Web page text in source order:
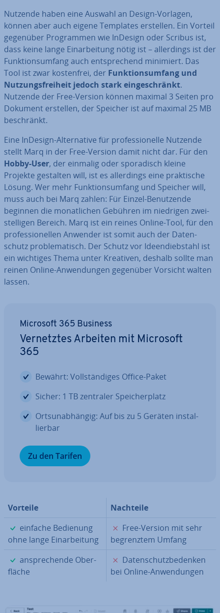
Nutzende haben eine Auswahl an Design-Vorlagen,
können aber auch eigene Templates erstellen. Ein Vorteil
gegenüber Pro­gram­men wie InDesign oder Scribus ist,
dass keine lange Ein­ar­bei­tung nötig ist – al­ler­dings ist der
Funk­ti­ons­um­fang auch ent­spre­chend minimiert. Das
Tool ist zwar kos­ten­frei, der Funk­ti­ons­um­fang und
Nut­zungs­frei­heit jedoch stark ein­ge­schränkt.
Nutzende der Free-Version können maximal 3 Seiten pro
Dokument erstellen, der Speicher ist auf maximal 25 MB
be­schränkt.
Eine InDesign-Al­ter­na­ti­ve für pro­fes­sio­nel­le Nutzende
stellt Marq in der Free-Version damit nicht dar. Für den
Hobby-User, der einmalig oder spo­ra­disch kleine
Projekte gestalten will, ist es al­ler­dings eine prak­ti­sche
Lösung. Wer mehr Funk­ti­ons­um­fang und Speicher will,
muss auch bei Marq zahlen: Für Einzel-Be­nut­zen­de
beginnen die mo­nat­li­chen Gebühren im niedrigen zwei­
stel­li­gen Bereich. Marq ist ein reines Online-Tool, für den
pro­fes­sio­nel­len Anwender ist somit auch der Da­ten­
schutz pro­ble­ma­tisch. Der Schutz vor Ideen­dieb­stahl ist
ein wichtiges Thema unter Kreativen, deshalb sollte man
reinen Online-An­wen­dun­gen gegenüber Vorsicht walten
lassen.
Microsoft 365 Business
Ver­netz­tes Arbeiten mit Microsoft
365
Bewährt: Voll­stän­di­ges Office-Paket
Sicher: 1 TB zentraler Spei­cher­platz
Orts­un­ab­hän­gig: Auf bis zu 5 Geräten in­stal­
lier­bar
Zu den Tarifen
Vorteile
Nachteile
✓
einfache Bedienung
ohne lange Ein­ar­bei­tung
✗
Free-Version mit sehr
be­grenz­tem Umfang
✓
an­spre­chen­de Ober­
flä­che
✗
Da­ten­schutz­be­den­ken
bei Online-An­wen­dun­gen